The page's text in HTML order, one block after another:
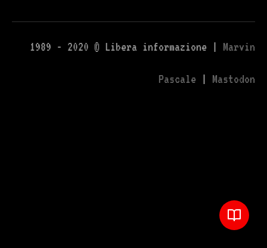
1989 - 2020 © Libera informazione | Marvin
Pascale | Mastodon